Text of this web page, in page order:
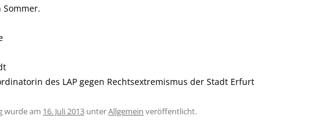
Schmidt
des LAP gegen Rechtsextremismus der Stadt Erfurt
wurde am 16. Juli 2013 unterAllgemein veröffentlicht.